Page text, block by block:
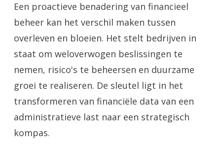
Een proactieve benadering van financieel
beheer kan het verschil maken tussen
overleven en bloeien. Het stelt bedrijven in
staat om weloverwogen beslissingen te
nemen, risico's te beheersen en duurzame
groei te realiseren. De sleutel ligt in het
transformeren van financiële data van een
administratieve last naar een strategisch
kompas.